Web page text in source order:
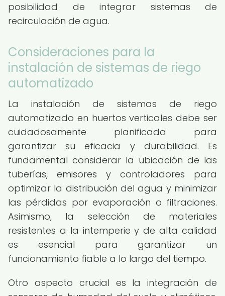
posibilidad de integrar sistemas de
recirculación de agua.
Consideraciones para la
instalación de sistemas de riego
automatizado
La instalación de sistemas de riego
automatizado en huertos verticales debe ser
cuidadosamente planificada para
garantizar su eficacia y durabilidad. Es
fundamental considerar la ubicación de las
tuberías, emisores y controladores para
optimizar la distribución del agua y minimizar
las pérdidas por evaporación o filtraciones.
Asimismo, la selección de materiales
resistentes a la intemperie y de alta calidad
es esencial para garantizar un
funcionamiento fiable a lo largo del tiempo.
Otro aspecto crucial es la integración de